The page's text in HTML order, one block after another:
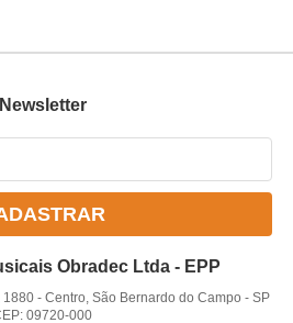
Newsletter
Obradec Ltda - EPP
1880 -Centro, São Bernardo do Campo -SP
09720-000